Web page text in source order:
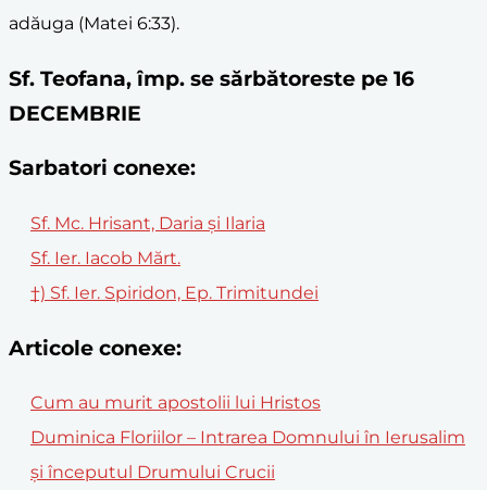
adăuga (Matei 6:33).
Sf. Teofana, împ. se sărbătoreste pe 16
DECEMBRIE
Sarbatori conexe:
Sf. Mc. Hrisant, Daria şi Ilaria
Sf. Ier. Iacob Mărt.
†) Sf. Ier. Spiridon, Ep. Trimitundei
Articole conexe:
Cum au murit apostolii lui Hristos
Duminica Floriilor – Intrarea Domnului în Ierusalim
și începutul Drumului Crucii